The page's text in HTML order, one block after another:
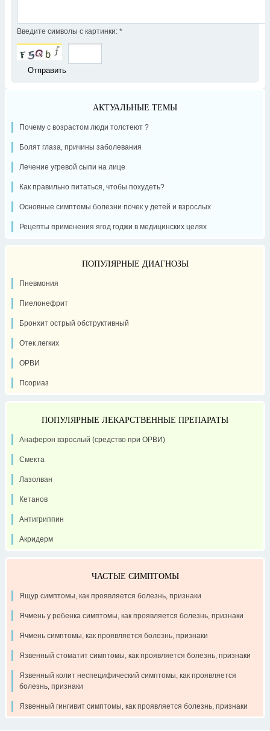
Введите символы с картинки: *
АКТУАЛЬНЫЕ ТЕМЫ
Почему с возрастом люди толстеют ?
Болят глаза, причины заболевания
Лечение угревой сыпи на лице
Как правильно питаться, чтобы похудеть?
Основные симптомы болезни почек у детей и взрослых
Рецепты применения ягод годжи в медицинских целях
ПОПУЛЯРНЫЕ ДИАГНОЗЫ
Пневмония
Пиелонефрит
Бронхит острый обструктивный
Отек легких
ОРВИ
Псориаз
ПОПУЛЯРНЫЕ ЛЕКАРСТВЕННЫЕ ПРЕПАРАТЫ
Анаферон взрослый (средство при ОРВИ)
Смекта
Лазолван
Кетанов
Антигриппин
Акридерм
ЧАСТЫЕ СИМПТОМЫ
Ящур симптомы, как проявляется болезнь, признаки
Ячмень у ребенка симптомы, как проявляется болезнь, признаки
Ячмень симптомы, как проявляется болезнь, признаки
Язвенный стоматит симптомы, как проявляется болезнь, признаки
Язвенный колит неспецифический симптомы, как проявляется
болезнь, признаки
Язвенный гингивит симптомы, как проявляется болезнь, признаки